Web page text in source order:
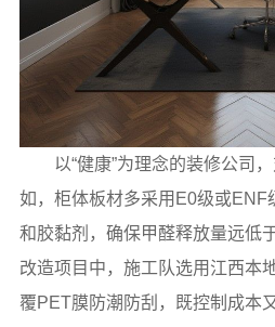
以“健康”为理念的装修公司
如，柜体板材多采用E0级或ENF
和胶黏剂，确保甲醛释放量远低
改造项目中，施工队选用江西本
覆PET膜防潮防刮，既控制成本